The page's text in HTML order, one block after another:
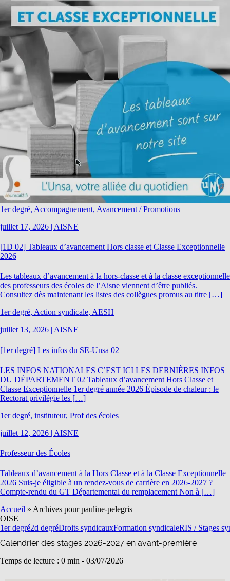
1er degré, Accompagnement, Avancement / Promotions
juillet 17, 2026 | AISNE
[1D 02] Tableaux d’avancement Hors classe et Classe Exceptionnelle
2026
Les tableaux d’avancement à la hors-classe et à la classe exceptionnelle
des professeurs des écoles de l’Aisne viennent d’être publiés.
Consultez dès maintenant les listes des collègues promus au titre […]
1er degré, Action syndicale, AESH
juillet 13, 2026 | AISNE
[1er degré] Les infos du SE-Unsa 02
LES INFOS NATIONALES C’EST ICI LES DERNIÈRES INFOS
DU DÉPARTEMENT 02 Tableaux d’avancement Hors Classe et
Classe Exceptionnelle 1er degré année 2026 Épisode de chaleur : le
Rectorat privilégie les […]
1er degré, instituteur, Prof des écoles
juillet 12, 2026 | AISNE
Professeur des Écoles
Tableaux d’avancement à la Hors Classe et à la Classe Exceptionnelle
2026 Suis-je éligible à un rendez-vous de carrière en 2026-2027 ?
Compte-rendu du GT Départemental du remplacement Non à […]
Accueil » Archives pour pauline-pelegris
OISE
1er degré2d degréDroits syndicauxFormation syndicaleRIS / Stages
Calendrier des stages 2026-2027 en avant-première
Temps de lecture : 0 min - 03/07/2026